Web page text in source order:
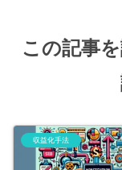
この記事
収益化手法